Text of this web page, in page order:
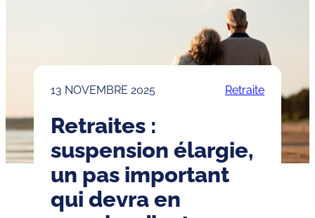
13 NOVEMBRE 2025 Retraite
Retraites :
suspension élargie,
un pas important
qui devra en